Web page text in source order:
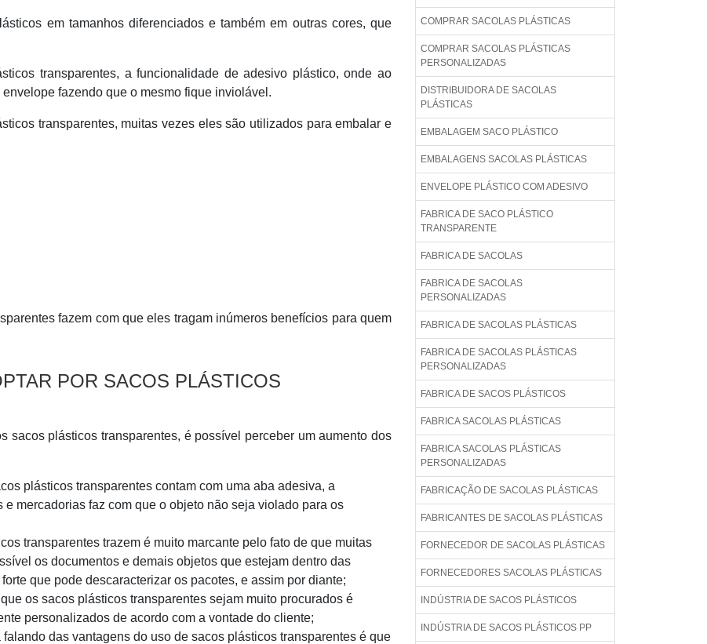
em tamanhos diferenciados e também em outras cores, que
transparentes, a funcionalidade de adesivo plástico, onde ao
fazendo que o mesmo fique inviolável.
transparentes, muitas vezes eles são utilizados para embalar e
fazem com que eles tragam inúmeros benefícios para quem
POR SACOS PLÁSTICOS
sacos plásticos transparentes, é possível perceber um aumento dos
plásticos transparentes contam com uma aba adesiva, a
mercadorias faz com que o objeto não seja violado para os
transparentes trazem é muito marcante pelo fato de que muitas
os documentos e demais objetos que estejam dentro das
que pode descaracterizar os pacotes, e assim por diante;
os sacos plásticos transparentes sejam muito procurados é
personalizados de acordo com a vontade do cliente;
das vantagens do uso de sacos plásticos transparentes é que
COMPRAR SACOLAS PLÁSTICAS
COMPRAR SACOLAS PLÁSTICAS
PERSONALIZADAS
DISTRIBUIDORA DE SACOLAS
PLÁSTICAS
EMBALAGEM SACO PLÁSTICO
EMBALAGENS SACOLAS PLÁSTICAS
ENVELOPE PLÁSTICO COM ADESIVO
FABRICA DE SACO PLÁSTICO
TRANSPARENTE
FABRICA DE SACOLAS
FABRICA DE SACOLAS
PERSONALIZADAS
FABRICA DE SACOLAS PLÁSTICAS
FABRICA DE SACOLAS PLÁSTICAS
PERSONALIZADAS
FABRICA DE SACOS PLÁSTICOS
FABRICA SACOLAS PLÁSTICAS
FABRICA SACOLAS PLÁSTICAS
PERSONALIZADAS
FABRICAÇÃO DE SACOLAS PLÁSTICAS
FABRICANTES DE SACOLAS PLÁSTICAS
FORNECEDOR DE SACOLAS PLÁSTICAS
FORNECEDORES SACOLAS PLÁSTICAS
INDÚSTRIA DE SACOS PLÁSTICOS
INDÚSTRIA DE SACOS PLÁSTICOS PP